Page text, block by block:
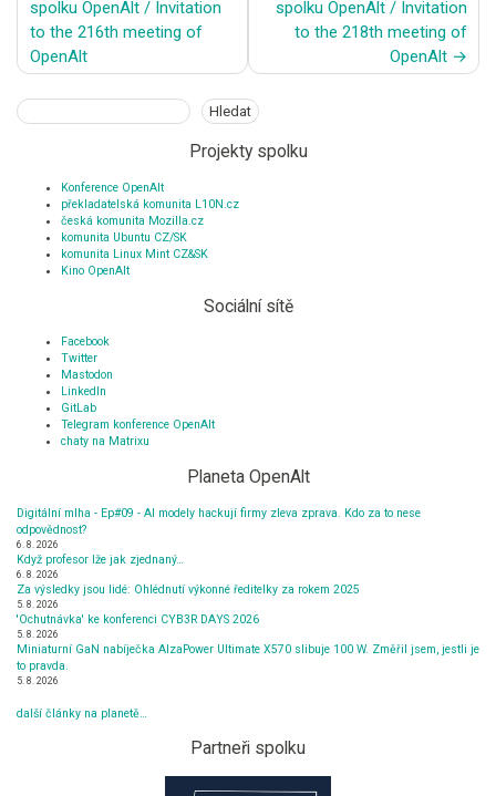
pro
příspěvek
spolku OpenAlt / Invitation
to the 216th meeting of
OpenAlt
spolku OpenAlt / Invitation
to the 218th meeting of
OpenAlt
Hledat Hledat
Projekty spolku
Konference OpenAlt
překladatelská komunita L10N.cz
česká komunita Mozilla.cz
komunita Ubuntu CZ/SK
komunita Linux Mint CZ&SK
Kino OpenAlt
Sociální sítě
Facebook
Twitter
Mastodon
LinkedIn
GitLab
Telegram konference OpenAlt
chaty na Matrixu
Planeta OpenAlt
Digitální mlha - Ep#09 - AI modely hackují firmy zleva zprava. Kdo za to nese
odpovědnost?
6. 8. 2026
Když profesor lže jak zjednaný…
6. 8. 2026
Za výsledky jsou lidé: Ohlédnutí výkonné ředitelky za rokem 2025
5. 8. 2026
'Ochutnávka' ke konferenci CYB3R DAYS 2026
5. 8. 2026
Miniaturní GaN nabíječka AlzaPower Ultimate X570 slibuje 100 W. Změřil jsem, jestli je
to pravda.
5. 8. 2026
další články na planetě…
Partneři spolku